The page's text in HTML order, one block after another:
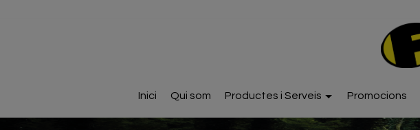
Inici Qui som Productes i Serveis Promocions